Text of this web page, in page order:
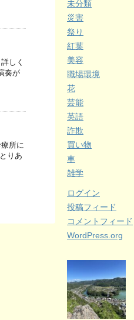
しく
奏が
所に
りあ
未分類
災害
祭り
紅葉
美容
職場環境
花
芸能
英語
詐欺
買い物
車
雑学
ログイン
投稿フィード
コメントフィード
WordPress.org